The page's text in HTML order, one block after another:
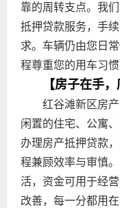
靠的周转支点。我
抵押贷款服务，手
求。车辆仍由您日
程尊重您的用车习惯
【房子在手，
红谷滩新区房
闲置的住宅、公寓
办理房产抵押贷款
程兼顾效率与审慎
活，资金可用于经
改善，每一分都用在